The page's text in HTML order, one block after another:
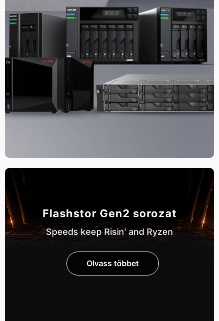
Flashstor Gen2 sorozat
Speeds keep Risin' and Ryzen
Olvass többet